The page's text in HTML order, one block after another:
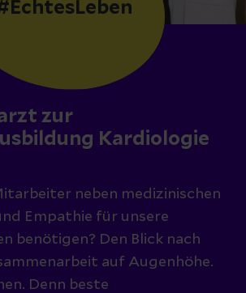
zur
Kardiologie
neben medizinischen
Empathie für unsere
benötigen? Den Blick nach
auf Augenhöhe.
Denn beste